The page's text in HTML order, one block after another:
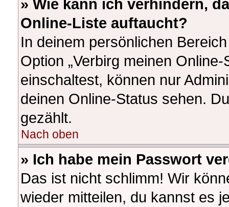
» Wie kann ich verhindern,
Online-Liste auftaucht?
In deinem persönlichen
Option „Verbirg meinen
einschaltest, können nur
deinen Online-Status sehen.
gezählt.
Nach oben
» Ich habe mein Passwort
Das ist nicht schlimm! Wir
wieder mitteilen, du kannst es